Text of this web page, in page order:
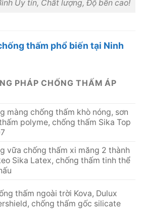
Uy tín, Chất lượng, Độ bền cao!
thấm phổ biến tại Ninh
PHÁP CHỐNG THẤM ÁP
màng chống thấm khò nóng, sơn
polyme, chống thấm Sika Top
vữa chống thấm xi măng 2 thành
Sika Latex, chống thấm tinh thể
thấm ngoài trời Kova, Dulux
chống thấm gốc silicate